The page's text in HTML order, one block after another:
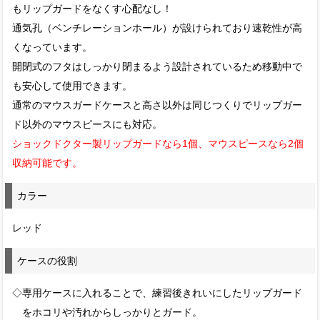
もリップガードをなくす心配なし！
通気孔（ベンチレーションホール）が設けられており速乾性が高
くなっています。
開閉式のフタはしっかり閉まるよう設計されているため移動中で
も安心して使用できます。
通常のマウスガードケースと高さ以外は同じつくりでリップガー
ド以外のマウスピースにも対応。
ショックドクター製リップガードなら1個、マウスピースなら2個
収納可能です。
カラー
レッド
ケースの役割
◇専用ケースに入れることで、練習後きれいにしたリップガード
をホコリや汚れからしっかりとガード。